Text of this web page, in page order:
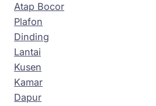
Atap Bocor
Plafon
Dinding
Lantai
Kusen
Kamar
Dapur